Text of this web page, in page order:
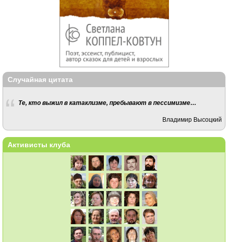
Случайная цитата
Те, кто выжил в катаклизме, пребывают в пессимизме…
Владимир Высоцкий
Активисты клуба